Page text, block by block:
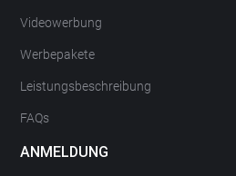
Videowerbung
Werbepakete
Leistungsbeschreibung
FAQs
ANMELDUNG